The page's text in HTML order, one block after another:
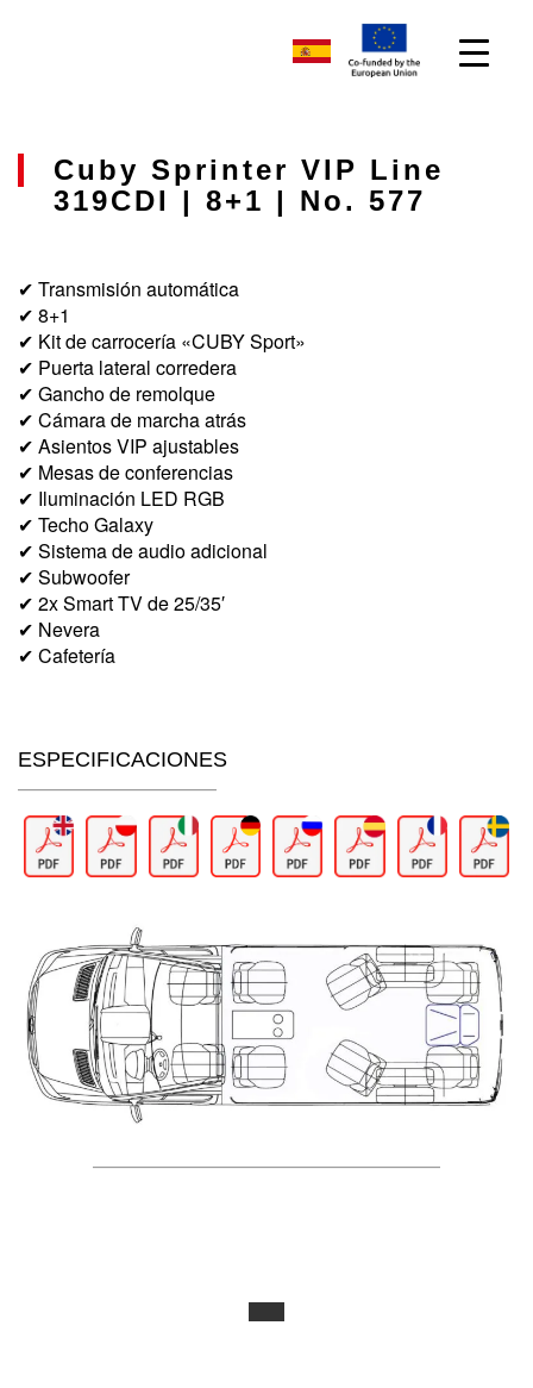
Cuby Sprinter VIP Line
319CDI | 8+1 | No. 577
✔ Transmisión automática
✔ 8+1
✔ Kit de carrocería «CUBY Sport»
✔ Puerta lateral corredera
✔ Gancho de remolque
✔ Cámara de marcha atrás
✔ Asientos VIP ajustables
✔ Mesas de conferencias
✔ Iluminación LED RGB
✔ Techo Galaxy
✔ Sistema de audio adicional
✔ Subwoofer
✔ 2x Smart TV de 25/35′
✔ Nevera
✔ Cafetería
ESPECIFICACIONES